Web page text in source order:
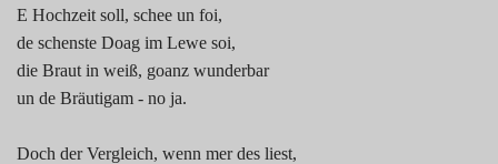
E Hochzeit soll, schee un foi,
de schenste Doag im Lewe soi,
die Braut in weiß, goanz wunderbar
un de Bräutigam - no ja.
Doch der Vergleich, wenn mer des liest,